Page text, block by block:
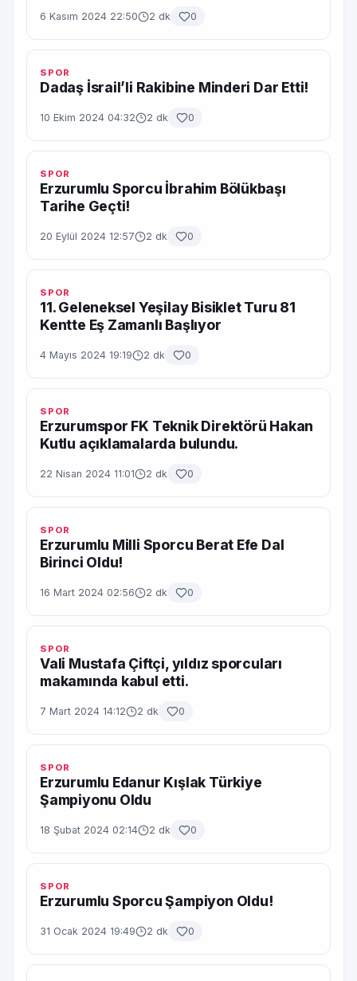
6 Kasım 2024 22:50 2 dk 0
SPOR
Dadaş İsrail’li Rakibine Minderi Dar Etti!
10 Ekim 2024 04:32 2 dk 0
SPOR
Erzurumlu Sporcu İbrahim Bölükbaşı
Tarihe Geçti!
20 Eylül 2024 12:57 2 dk 0
SPOR
11. Geleneksel Yeşilay Bisiklet Turu 81
Kentte Eş Zamanlı Başlıyor
4 Mayıs 2024 19:19 2 dk 0
SPOR
Erzurumspor FK Teknik Direktörü Hakan
Kutlu açıklamalarda bulundu.
22 Nisan 2024 11:01 2 dk 0
SPOR
Erzurumlu Milli Sporcu Berat Efe Dal
Birinci Oldu!
16 Mart 2024 02:56 2 dk 0
SPOR
Vali Mustafa Çiftçi, yıldız sporcuları
makamında kabul etti.
7 Mart 2024 14:12 2 dk 0
SPOR
Erzurumlu Edanur Kışlak Türkiye
Şampiyonu Oldu
18 Şubat 2024 02:14 2 dk 0
SPOR
Erzurumlu Sporcu Şampiyon Oldu!
31 Ocak 2024 19:49 2 dk 0